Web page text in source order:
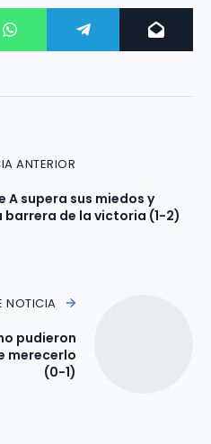
ANTERIOR
A supera sus miedos y
barrera de la victoria (1-2)
NOTICIA
pudieron
merecerlo
(0-1)